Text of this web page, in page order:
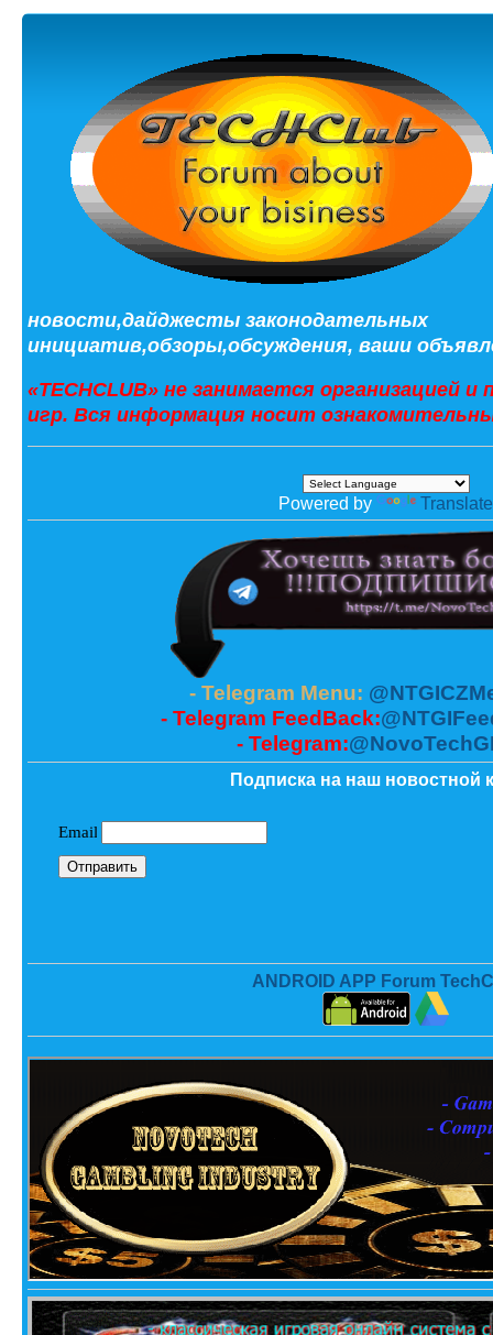
новости,дайджесты законодательных
инициатив,обзоры,обсуждения, ваши
«TECHCLUB» не занимается организацией
игр. Вся информация носит
Powered by Translate
- Telegram Menu:
- Telegram FeedBack:
- Telegram:
Подписка на наш новостной
ANDROID APP Forum